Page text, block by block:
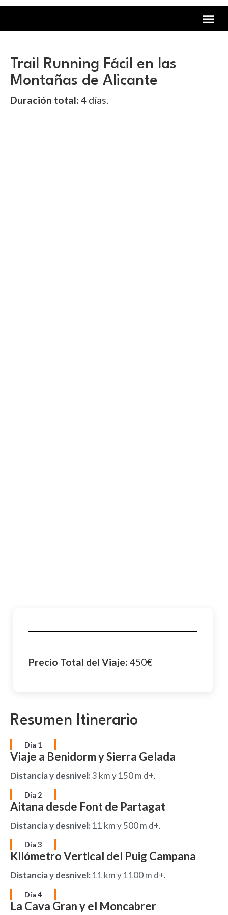
Trail Running Fácil en las
Montañas de Alicante
Duración total: 4 días.
Precio Total del Viaje: 450€
Resumen Itinerario
Día 1
Viaje a Benidorm y Sierra Gelada
Distancia y desnivel:3 km y 150 m d+.
Aitana desde Font de Partagat
Distancia y desnivel: 11 km y 500 m d+.
Día 2
Día 3
Kilómetro Vertical del Puig Campana
Distancia y desnivel: 11 km y 1100 m d+.
La Cava Gran y el Moncabrer
Día 4